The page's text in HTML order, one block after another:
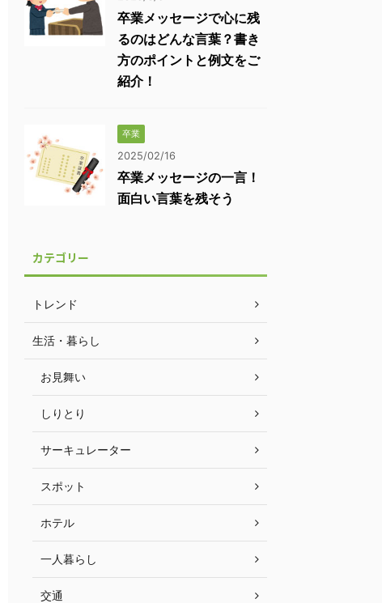
卒業メッセージで心に残
るのはどんな言葉？書き
方のポイントと例文をご
紹介！
卒業
2025/02/16
卒業メッセージの一言！
面白い言葉を残そう
カテゴリー
トレンド
生活・暮らし
お見舞い
しりとり
サーキュレーター
スポット
ホテル
一人暮らし
交通